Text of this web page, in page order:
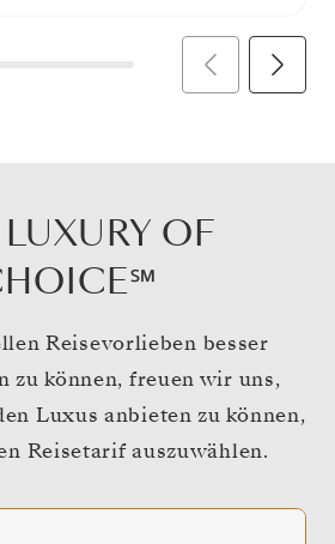
OF
Reisevorlieben besser
zu können, freuen wir uns,
Luxus anbieten zu können,
Reisetarif auszuwählen.